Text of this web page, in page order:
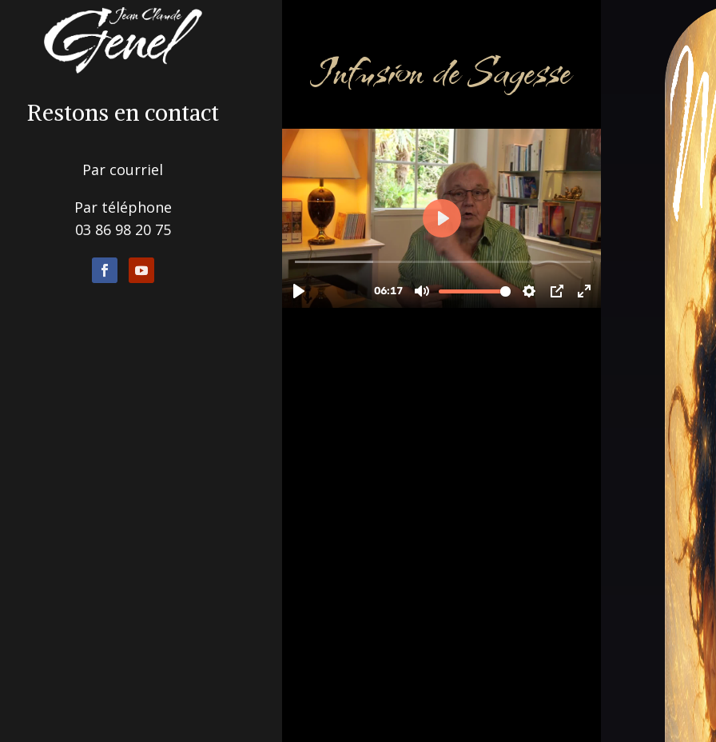
Restons en contact
Par courriel
Par téléphone
03 86 98 20 75
Infusion de Sagesse